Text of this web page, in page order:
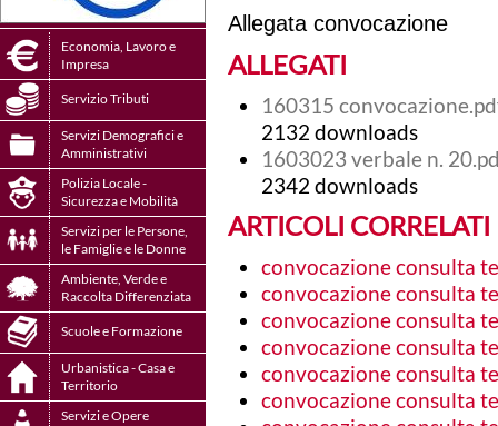
Economia, Lavoro e
Impresa
Servizio Tributi
Servizi Demografici e
Amministrativi
Polizia Locale -
Sicurezza e Mobilità
Servizi per le Persone,
le Famiglie e le Donne
Ambiente, Verde e
Raccolta Differenziata
Scuole e Formazione
Urbanistica - Casa e
Territorio
Servizi e Opere
Allegata convocazione
ALLEGATI
160315
2132 downloads
1603023 verbale n.
2342 downloads
ARTICOLI CORRELATI
convocazione consulta
convocazione consulta
convocazione consulta
convocazione consulta
convocazione consulta
convocazione consulta